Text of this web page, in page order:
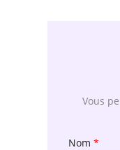
Vous
Nom *